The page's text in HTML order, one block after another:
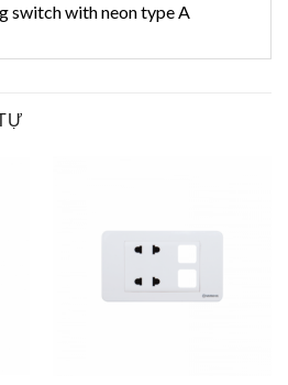
switch with neon type A